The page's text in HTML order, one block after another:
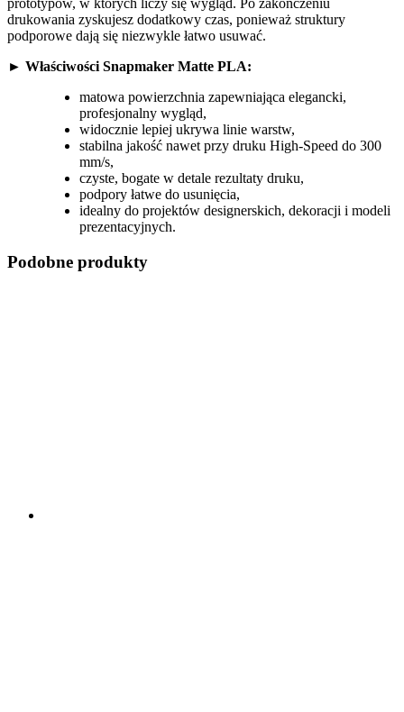
prototypów, w których liczy się wygląd. Po zakończeniu
drukowania zyskujesz dodatkowy czas, ponieważ struktury
podporowe dają się niezwykle łatwo usuwać.
► Właściwości Snapmaker Matte PLA:
matowa powierzchnia zapewniająca elegancki,
profesjonalny wygląd,
widocznie lepiej ukrywa linie warstw,
stabilna jakość nawet przy druku High-Speed do 300
mm/s,
czyste, bogate w detale rezultaty druku,
podpory łatwe do usunięcia,
idealny do projektów designerskich, dekoracji i modeli
prezentacyjnych.
Podobne produkty